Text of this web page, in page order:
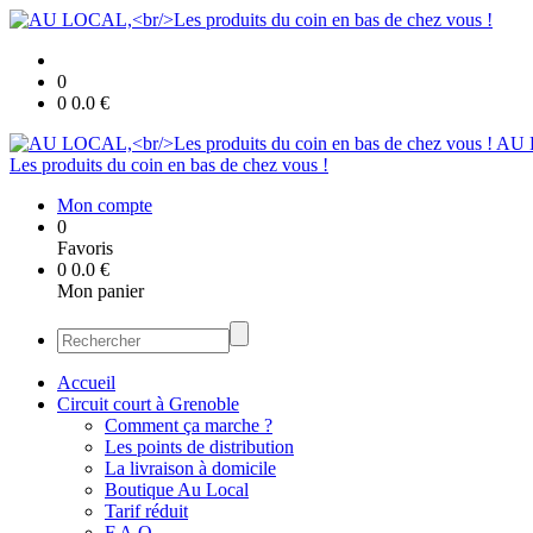
0
0 0.0 €
AU
Les produits du coin en bas de chez vous !
Mon compte
0
Favoris
0 0.0 €
Mon panier
Accueil
Circuit court à Grenoble
Comment ça marche ?
Les points de distribution
La livraison à domicile
Boutique Au Local
Tarif réduit